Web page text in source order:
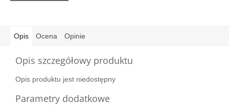
Opis Ocena Opinie
Opis szczegółowy produktu
Opis produktu jest niedostępny
Parametry dodatkowe